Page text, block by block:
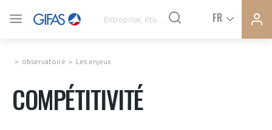
FR
observatoire Les enjeux
COMPÉTITIVITÉ
VOUS ÊTES ADHÉRENTS